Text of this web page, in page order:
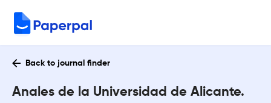
Back to journal finder
Anales de la Universidad de Alicante.